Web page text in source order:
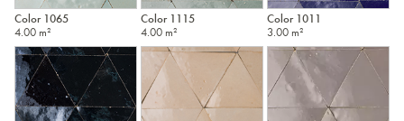
Color 1065
4.00 m²
Color 1115
4.00 m²
Color 1011
3.00 m²